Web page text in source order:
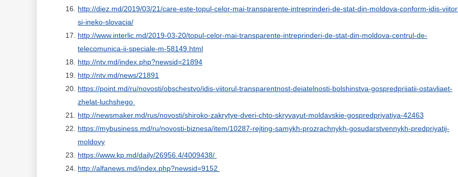
http://diez.md/2019/03/21/care-este-topul-celor-mai-transparente-intreprinderi-de-stat-din-moldova-conform-idis-
si-ineko-slovacia/
http://www.interlic.md/2019-03-20/topul-celor-mai-transparente-intreprinderi-de-stat-din-moldova-centrul-de-
telecomunica-ii-speciale-m-58149.html
http://ntv.md/index.php?newsid=21894
http://ntv.md/news/21891
https://point.md/ru/novosti/obschestvo/idis-viitorul-transparentnost-deiatelnosti-bolshinstva-gospredpriiatii-ostavliaet-
zhelat-luchshego
http://newsmaker.md/rus/novosti/shiroko-zakrytye-dveri-chto-skryvayut-moldavskie-gospredpriyatiya-42463
https://mybusiness.md/ru/novosti-biznesa/item/10287-rejting-samykh-prozrachnykh-gosudarstvennykh-predpriyatij-
moldovy
https://www.kp.md/daily/26956.4/4009438/
http://alfanews.md/index.php?newsid=9152